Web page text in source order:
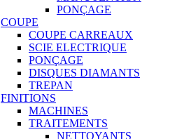
PONÇAGE
COUPE
COUPE CARREAUX
SCIE ELECTRIQUE
PONÇAGE
DISQUES DIAMANTS
TREPAN
FINITIONS
MACHINES
TRAITEMENTS
NETTOYANTS